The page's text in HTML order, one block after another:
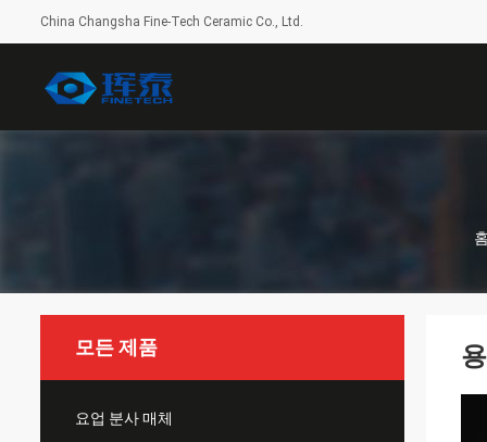
China Changsha Fine-Tech Ceramic Co., Ltd.
모든 제품
요업 분사 매체